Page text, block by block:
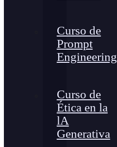
Curso de
Prompt
Engineering
Curso de
Ética en la
lA
Generativa